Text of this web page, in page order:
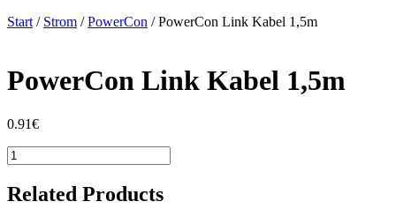
Start / Strom /PowerCon / PowerCon Link Kabel 1,5m
PowerCon Link Kabel 1,5m
0.91€
PowerCon
Link
Kabel
1,5m
Related Products